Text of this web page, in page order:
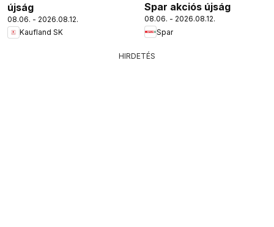
újság
08.06. - 2026.08.12.
Kaufland SK
Spar akciós újság
08.06. - 2026.08.12.
Spar
HIRDETÉS